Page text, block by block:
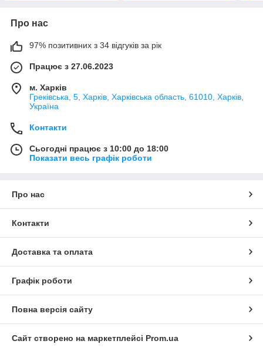
Про нас
97% позитивних з 34 відгуків за рік
Працює з 27.06.2023
м. Харків
Греківська, 5, Харків, Харківська область, 61010, Харків,
Україна
Контакти
Сьогодні працює з 10:00 до 18:00
Показати весь графік роботи
Про нас
Контакти
Доставка та оплата
Графік роботи
Повна версія сайту
Сайт створено на маркетплейсі Prom.ua